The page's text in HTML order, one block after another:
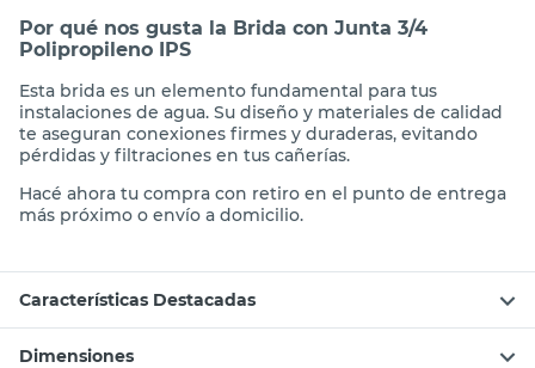
Por qué nos gusta la Brida con Junta 3/4
Polipropileno IPS
Esta brida es un elemento fundamental para tus
instalaciones de agua. Su diseño y materiales de calidad
te aseguran conexiones firmes y duraderas, evitando
pérdidas y filtraciones en tus cañerías.
Hacé ahora tu compra con retiro en el punto de entrega
más próximo o envío a domicilio.
Características Destacadas
Dimensiones